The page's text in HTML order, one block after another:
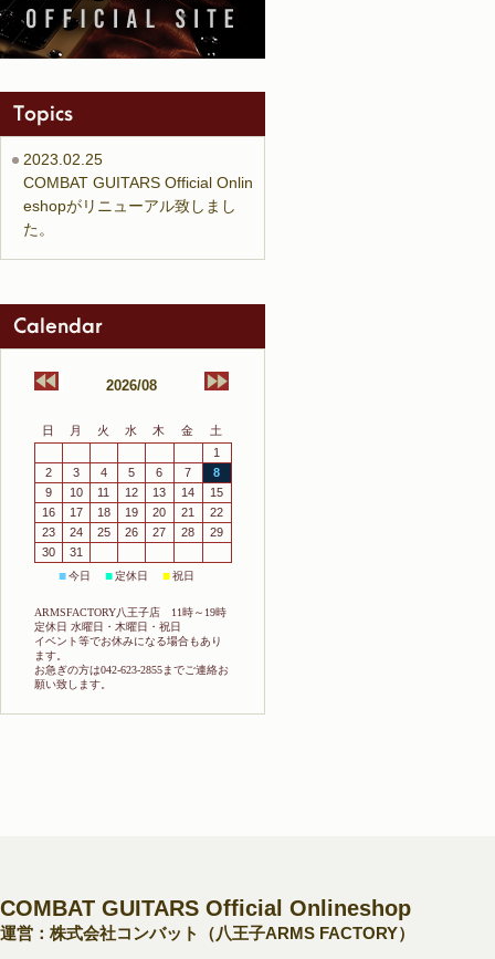
2023.02.25
COMBAT GUITARS Official Onlin
eshopがリニューアル致しまし
た。
2026/08
日 月 火 水 木 金
土
1
2
3 4 5 6 7
8
9
10 11 12 13 14
15
16
17 18 19 20 21
22
23
24 25 26 27 28
29
30
31
■ 今日 ■ 定休日 ■ 祝日
ARMSFACTORY八王子店 11時～19時
定休日 水曜日・木曜日・祝日
イベント等でお休みになる場合もあり
ます。
お急ぎの方は042-623-2855までご連絡お
願い致します。
COMBAT GUITARS Official Onlineshop
運営：株式会社コンバット（八王子ARMS FACTORY）